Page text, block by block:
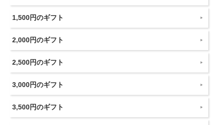
1,500円のギフト
2,000円のギフト
2,500円のギフト
3,000円のギフト
3,500円のギフト